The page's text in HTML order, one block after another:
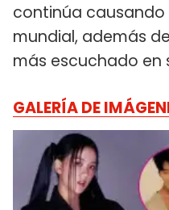
continúa
mundial, además
más escuchado en
GALERÍA DE